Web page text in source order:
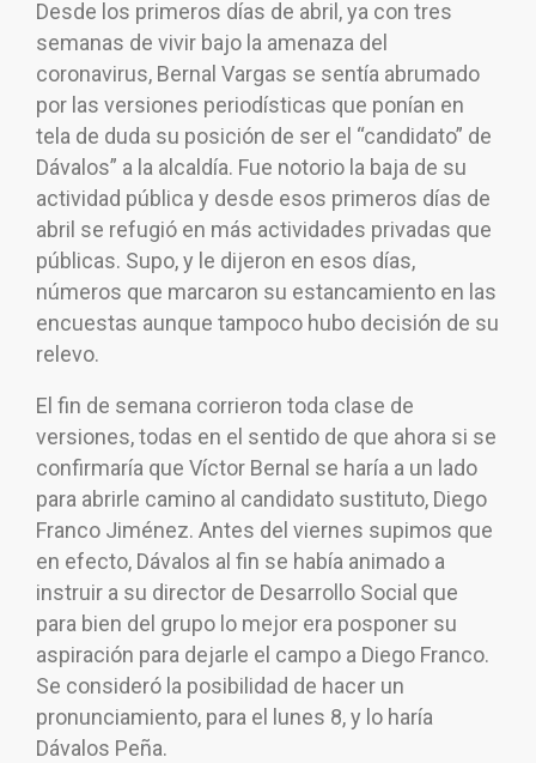
Desde los primeros días de abril, ya con tres
semanas de vivir bajo la amenaza del
coronavirus, Bernal Vargas se sentía abrumado
por las versiones periodísticas que ponían en
tela de duda su posición de ser el “candidato” de
Dávalos” a la alcaldía. Fue notorio la baja de su
actividad pública y desde esos primeros días de
abril se refugió en más actividades privadas que
públicas. Supo, y le dijeron en esos días,
números que marcaron su estancamiento en las
encuestas aunque tampoco hubo decisión de su
relevo.
El fin de semana corrieron toda clase de
versiones, todas en el sentido de que ahora si se
confirmaría que Víctor Bernal se haría a un lado
para abrirle camino al candidato sustituto, Diego
Franco Jiménez. Antes del viernes supimos que
en efecto, Dávalos al fin se había animado a
instruir a su director de Desarrollo Social que
para bien del grupo lo mejor era posponer su
aspiración para dejarle el campo a Diego Franco.
Se consideró la posibilidad de hacer un
pronunciamiento, para el lunes 8, y lo haría
Dávalos Peña.